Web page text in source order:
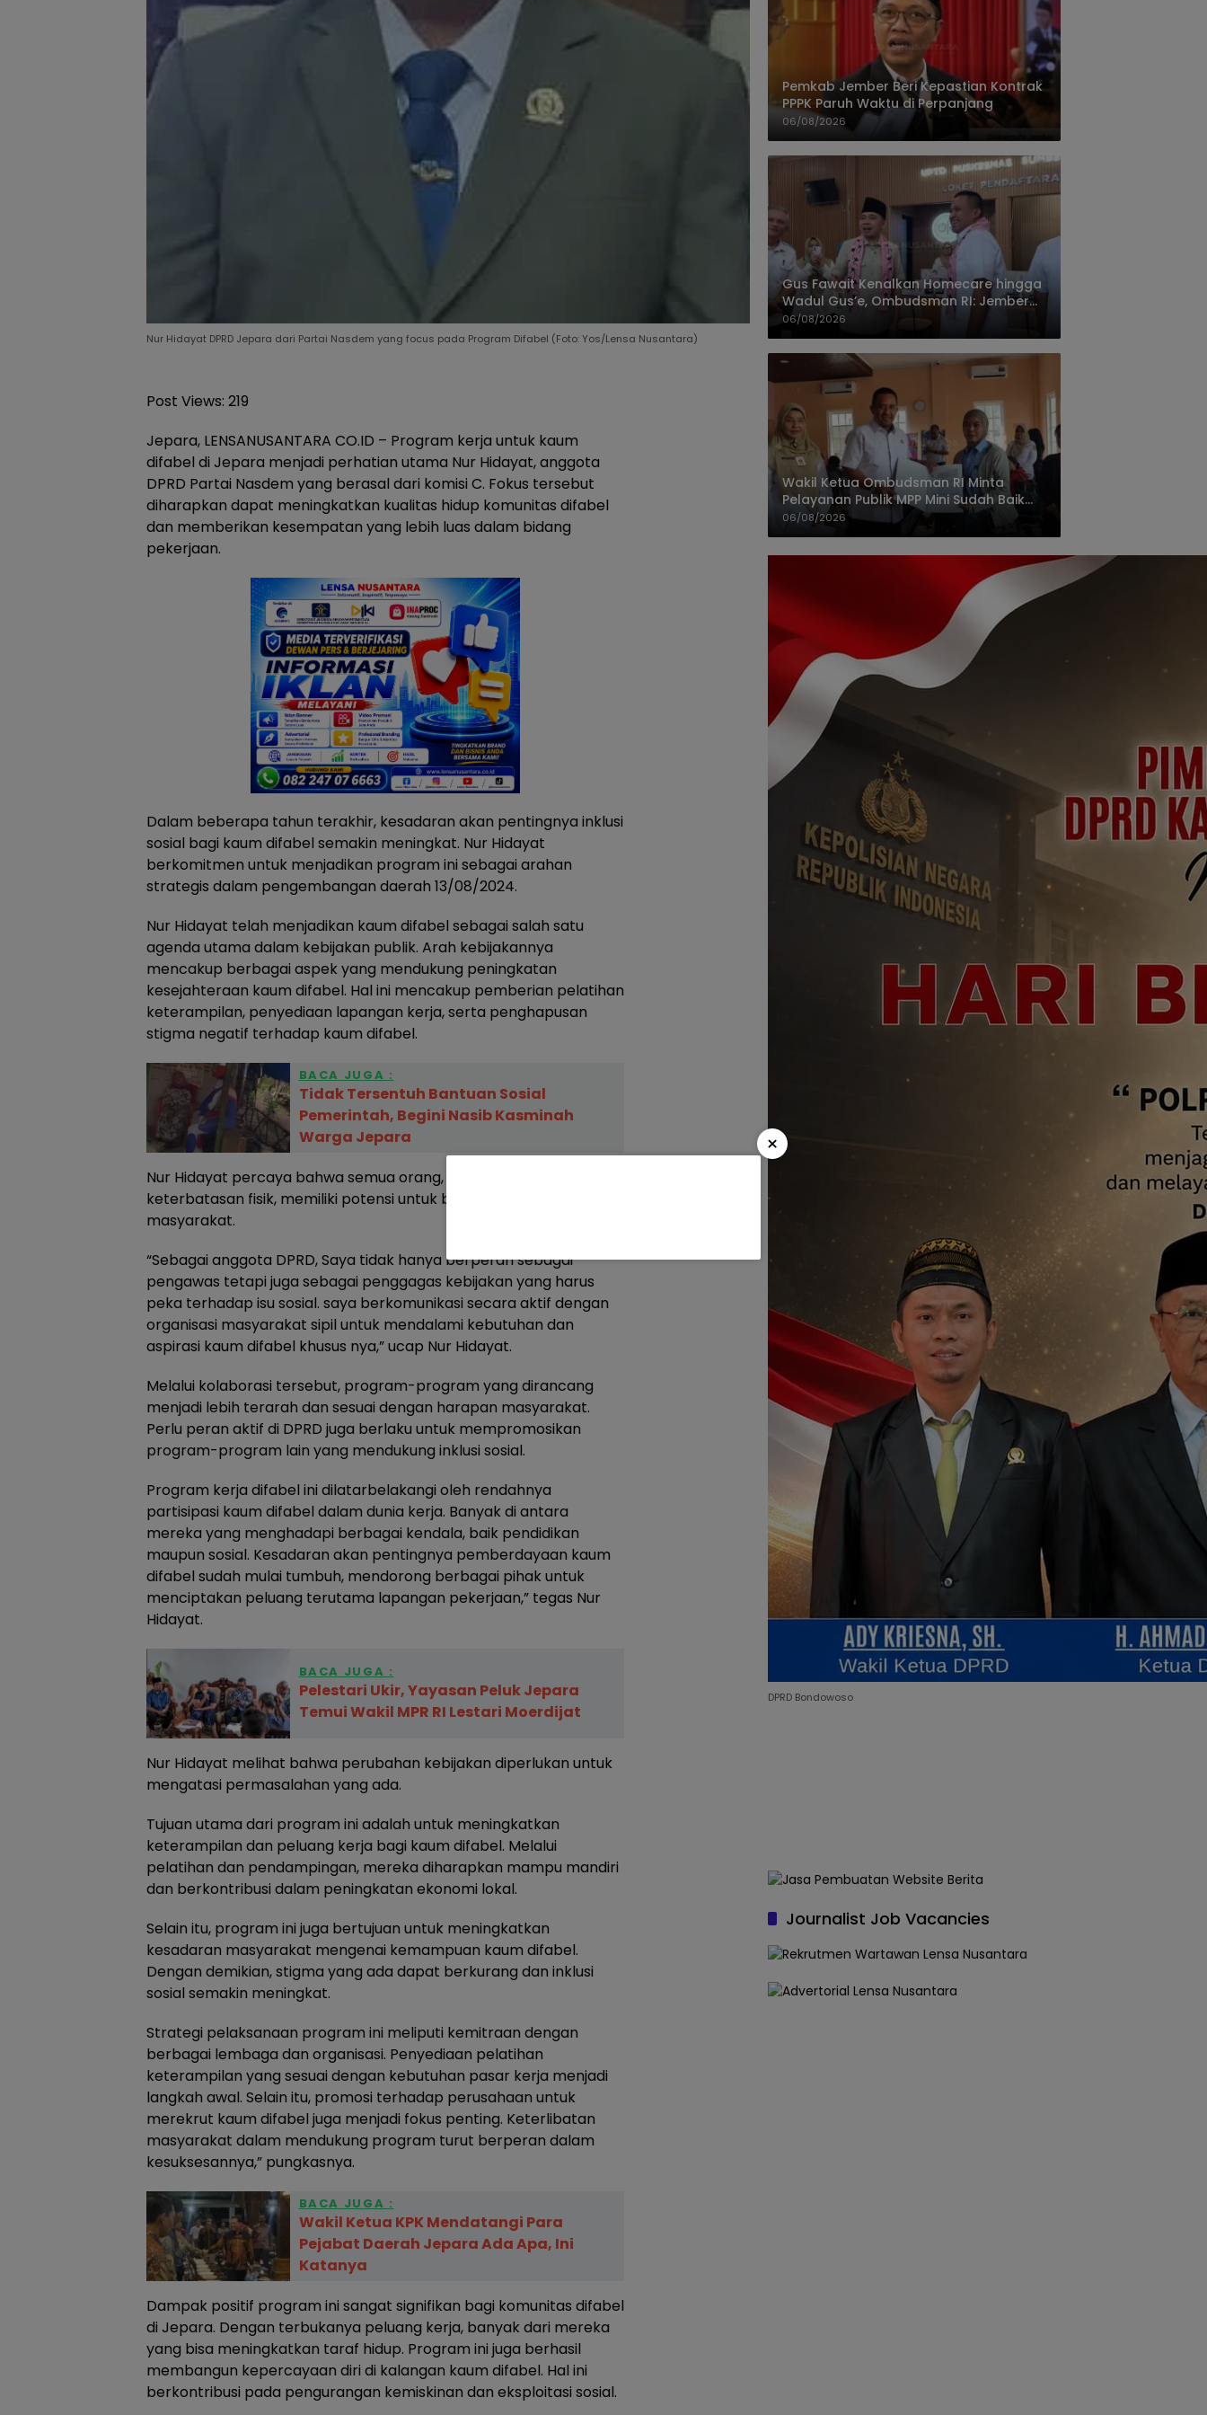
Nur Hidayat DPRD Jepara dari Partai Nasdem yang focus pada Program Difabel (Foto: Yos/Lensa Nusantara)
Post Views: 219
Jepara, LENSANUSANTARA CO.ID – Program kerja untuk kaum
difabel di Jepara menjadi perhatian utama Nur Hidayat, anggota
DPRD Partai Nasdem yang berasal dari komisi C. Fokus tersebut
diharapkan dapat meningkatkan kualitas hidup komunitas difabel
dan memberikan kesempatan yang lebih luas dalam bidang
pekerjaan.
Dalam beberapa tahun terakhir, kesadaran akan pentingnya inklusi
sosial bagi kaum difabel semakin meningkat. Nur Hidayat
berkomitmen untuk menjadikan program ini sebagai arahan
strategis dalam pengembangan daerah 13/08/2024.
Nur Hidayat telah menjadikan kaum difabel sebagai salah satu
agenda utama dalam kebijakan publik. Arah kebijakannya
mencakup berbagai aspek yang mendukung peningkatan
kesejahteraan kaum difabel. Hal ini mencakup pemberian pelatihan
keterampilan, penyediaan lapangan kerja, serta penghapusan
stigma negatif terhadap kaum difabel.
BACA JUGA :
Tidak Tersentuh Bantuan Sosial
Pemerintah, Begini Nasib Kasminah
Warga Jepara
Nur Hidayat percaya bahwa semua orang, terlepas dari
keterbatasan fisik, memiliki potensi untuk berkontribusi pada
masyarakat.
“Sebagai anggota DPRD, Saya tidak hanya berperan sebagai
pengawas tetapi juga sebagai penggagas kebijakan yang harus
peka terhadap isu sosial. saya berkomunikasi secara aktif dengan
organisasi masyarakat sipil untuk mendalami kebutuhan dan
aspirasi kaum difabel khusus nya,” ucap Nur Hidayat.
Melalui kolaborasi tersebut, program-program yang dirancang
menjadi lebih terarah dan sesuai dengan harapan masyarakat.
Perlu peran aktif di DPRD juga berlaku untuk mempromosikan
program-program lain yang mendukung inklusi sosial.
Program kerja difabel ini dilatarbelakangi oleh rendahnya
partisipasi kaum difabel dalam dunia kerja. Banyak di antara
mereka yang menghadapi berbagai kendala, baik pendidikan
maupun sosial. Kesadaran akan pentingnya pemberdayaan kaum
difabel sudah mulai tumbuh, mendorong berbagai pihak untuk
menciptakan peluang terutama lapangan pekerjaan,” tegas Nur
Hidayat.
BACA JUGA :
Pelestari Ukir, Yayasan Peluk Jepara
Temui Wakil MPR RI Lestari Moerdijat
Nur Hidayat melihat bahwa perubahan kebijakan diperlukan untuk
mengatasi permasalahan yang ada.
Tujuan utama dari program ini adalah untuk meningkatkan
keterampilan dan peluang kerja bagi kaum difabel. Melalui
pelatihan dan pendampingan, mereka diharapkan mampu mandiri
dan berkontribusi dalam peningkatan ekonomi lokal.
Selain itu, program ini juga bertujuan untuk meningkatkan
kesadaran masyarakat mengenai kemampuan kaum difabel.
Dengan demikian, stigma yang ada dapat berkurang dan inklusi
sosial semakin meningkat.
Strategi pelaksanaan program ini meliputi kemitraan dengan
berbagai lembaga dan organisasi. Penyediaan pelatihan
keterampilan yang sesuai dengan kebutuhan pasar kerja menjadi
langkah awal. Selain itu, promosi terhadap perusahaan untuk
merekrut kaum difabel juga menjadi fokus penting. Keterlibatan
masyarakat dalam mendukung program turut berperan dalam
kesuksesannya,” pungkasnya.
BACA JUGA :
Wakil Ketua KPK Mendatangi Para
Pejabat Daerah Jepara Ada Apa, Ini
Katanya
Dampak positif program ini sangat signifikan bagi komunitas difabel
di Jepara. Dengan terbukanya peluang kerja, banyak dari mereka
yang bisa meningkatkan taraf hidup. Program ini juga berhasil
membangun kepercayaan diri di kalangan kaum difabel. Hal ini
berkontribusi pada pengurangan kemiskinan dan eksploitasi sosial.
Pemkab Jember Beri Kepastian Kontrak
PPPK Paruh Waktu di Perpanjang
06/08/2026
Gus Fawait Kenalkan Homecare hingga
Wadul Gus’e, Ombudsman RI: Jember
Berhasil Hadirkan Layanan Kualitas
06/08/2026
Wakil Ketua Ombudsman RI Minta
Pelayanan Publik MPP Mini Sudah Baik
Terus Dipertahankan
06/08/2026
DPRD Bondowoso
Journalist Job Vacancies
×